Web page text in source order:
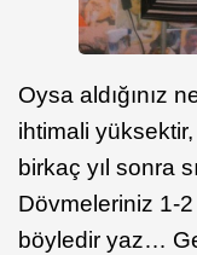
Oysa aldığınız
ihtimali yüksektir,
birkaç yıl sonra
Dövmeleriniz 1-
böyledir yaz…